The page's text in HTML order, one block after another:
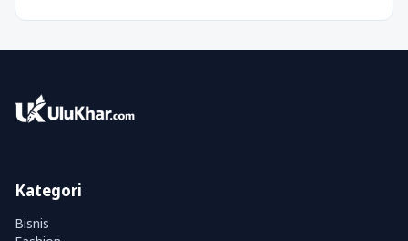
Kategori
Bisnis